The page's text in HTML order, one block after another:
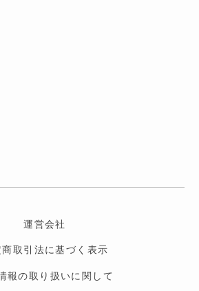
運営会社
商取引法に基づく表示
報の取り扱いに関して